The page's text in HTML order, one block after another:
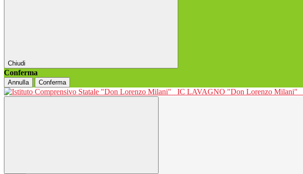
Chiudi
Conferma
Annulla Conferma
IC LAVAGNO "Don Lorenzo Milani"